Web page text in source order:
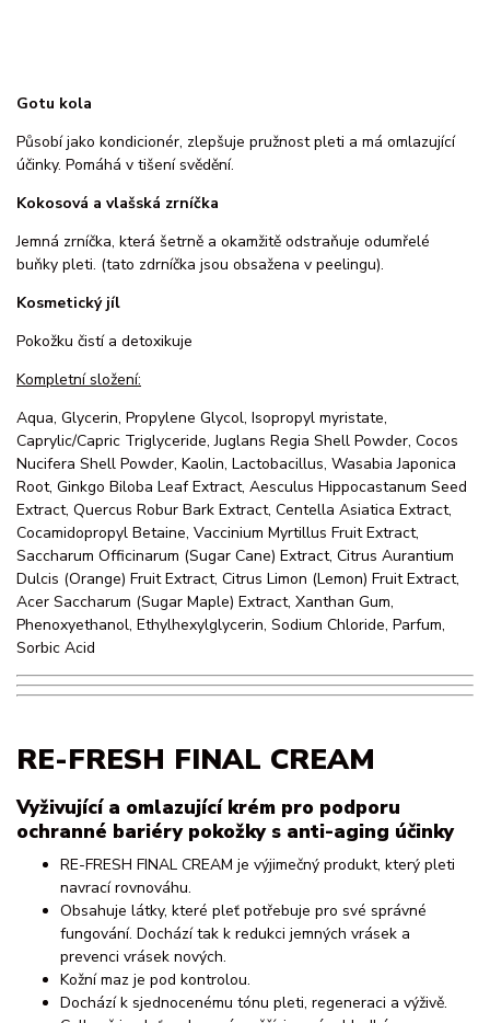
Gotu kola
Působí jako kondicionér, zlepšuje pružnost pleti a má omlazující
účinky. Pomáhá v tišení svědění.
Kokosová a vlašská zrníčka
Jemná zrníčka, která šetrně a okamžitě odstraňuje odumřelé
buňky pleti. (tato zdrníčka jsou obsažena v peelingu).
Kosmetický jíl
Pokožku čistí a detoxikuje
Kompletní složení:
Aqua, Glycerin, Propylene Glycol, Isopropyl myristate,
Caprylic/Capric Triglyceride, Juglans Regia Shell Powder, Cocos
Nucifera Shell Powder, Kaolin, Lactobacillus, Wasabia Japonica
Root, Ginkgo Biloba Leaf Extract, Aesculus Hippocastanum Seed
Extract, Quercus Robur Bark Extract, Centella Asiatica Extract,
Cocamidopropyl Betaine, Vaccinium Myrtillus Fruit Extract,
Saccharum Officinarum (Sugar Cane) Extract, Citrus Aurantium
Dulcis (Orange) Fruit Extract, Citrus Limon (Lemon) Fruit Extract,
Acer Saccharum (Sugar Maple) Extract, Xanthan Gum,
Phenoxyethanol, Ethylhexylglycerin, Sodium Chloride, Parfum,
Sorbic Acid
RE-FRESH FINAL CREAM
Vyživující a omlazující krém pro podporu
ochranné bariéry pokožky s anti-aging účinky
RE-FRESH FINAL CREAM je výjimečný produkt, který pleti
navrací rovnováhu.
Obsahuje látky, které pleť potřebuje pro své správné
fungování. Dochází tak k redukci jemných vrásek a
prevenci vrásek nových.
Kožní maz je pod kontrolou.
Dochází k sjednocenému tónu pleti, regeneraci a výživě.